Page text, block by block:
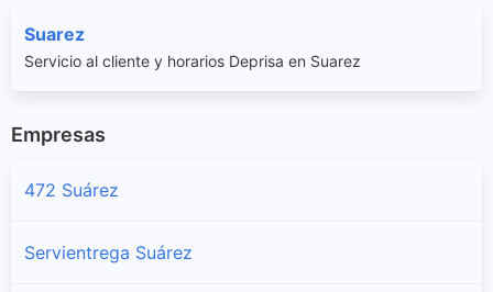
Suarez
Servicio al cliente y horarios Deprisa en Suarez
Empresas
472 Suárez
Servientrega Suárez